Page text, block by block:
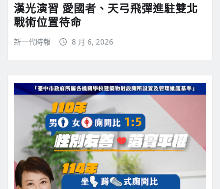
漢光演習 愛國者、天弓飛彈進駐雙北
戰術位置待命
新一代時報 8 月 6, 2026